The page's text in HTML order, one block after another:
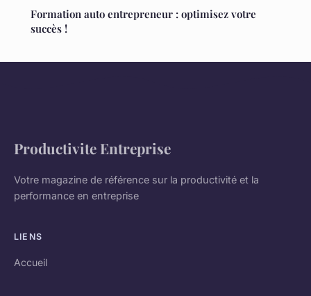
Formation auto entrepreneur : optimisez votre
succès !
Productivite Entreprise
Votre magazine de référence sur la productivité et la
performance en entreprise
LIENS
Accueil